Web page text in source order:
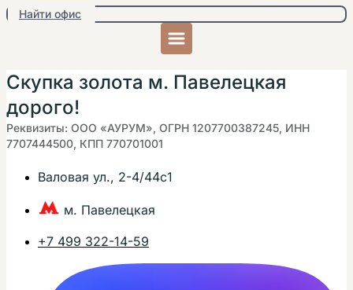
Найти офис
Скупка золота м. Павелецкая
дорого!
Реквизиты: ООО «АУРУМ», ОГРН 1207700387245, ИНН
7707444500, КПП 770701001
Валовая ул., 2-4/44с1
м. Павелецкая
+7 499 322-14-59